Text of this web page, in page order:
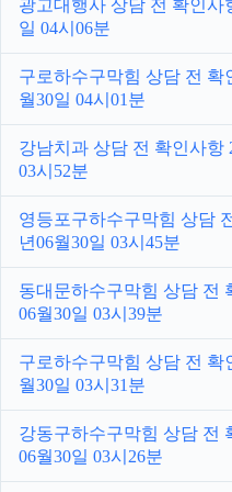
광고대행사 상담 전 확인사
일 04시06분
구로하수구막힘 상담 전 확
월30일 04시01분
강남치과 상담 전 확인사항
03시52분
영등포구하수구막힘 상담
년06월30일 03시45분
동대문하수구막힘 상담 전
06월30일 03시39분
구로하수구막힘 상담 전 확
월30일 03시31분
강동구하수구막힘 상담 전
06월30일 03시26분